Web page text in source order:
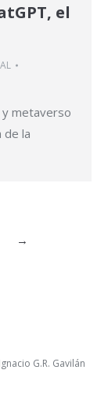
el
metaverso
de la
→
G.R. Gavilán